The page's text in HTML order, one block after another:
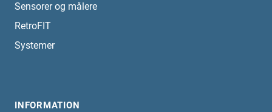
Sensorer og målere
RetroFIT
Systemer
INFORMATION